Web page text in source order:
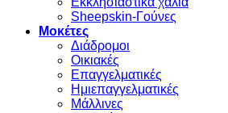
Sheepskin-Γούνες
Μοκέτες
Διάδρομοι
Οικιακές
Επαγγελματικές
Ημιεπαγγελματικές
Μάλλινες